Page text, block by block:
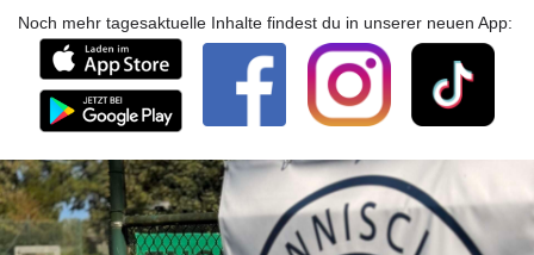
Noch mehr tagesaktuelle Inhalte findest du in unserer neuen App: